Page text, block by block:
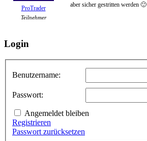
ProTrader
Teilnehmer
aber sicher gestritten werden 🙂
Login
Benutzername:
Passwort:
Angemeldet bleiben
Registrieren
Passwort zurücksetzen